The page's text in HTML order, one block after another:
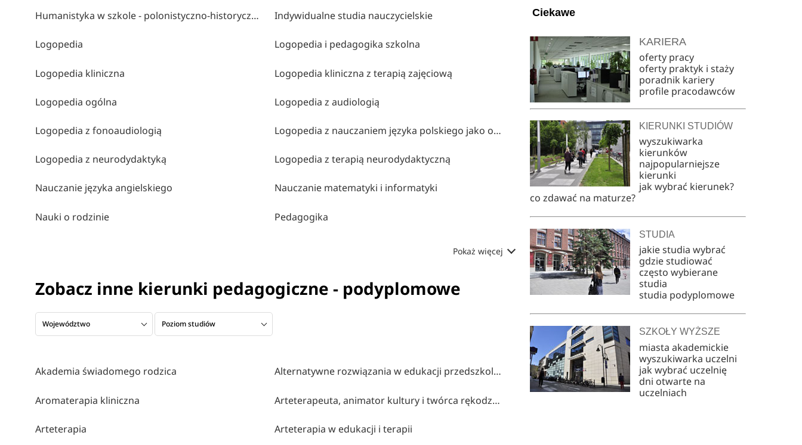
Humanistyka w szkole - polonistyczno-historyczne studia nauczycielskie Indywidualne studia nauczycielskie
Logopedia Logopedia i pedagogika szkolna
Logopedia kliniczna Logopedia kliniczna z terapią zajęciową
Logopedia ogólna Logopedia z audiologią
Logopedia z fonoaudiologią Logopedia z nauczaniem języka polskiego jako obcego
Logopedia z neurodydaktyką Logopedia z terapią neurodydaktyczną
Nauczanie języka angielskiego Nauczanie matematyki i informatyki
Nauki o rodzinie Pedagogika
Pokaż więcej
Zobacz inne kierunki pedagogiczne - podyplomowe
Województwo Poziom studiów
Akademia świadomego rodzica Alternatywne rozwiązania w edukacji przedszkolnej i wczesnoszkolnej
Aromaterapia kliniczna Arteterapeuta, animator kultury i twórca rękodzieła artystycznego
Arteterapia Arteterapia w edukacji i terapii
Ciekawe
KARIERA
oferty pracy
oferty praktyk i staży
poradnik kariery
profile pracodawców
KIERUNKI STUDIÓW
wyszukiwarka
kierunków
najpopularniejsze
kierunki
jak wybrać kierunek?
co zdawać na maturze?
STUDIA
jakie studia wybrać
gdzie studiować
często wybierane
studia
studia podyplomowe
SZKOŁY WYŻSZE
miasta akademickie
wyszukiwarka uczelni
jak wybrać uczelnię
dni otwarte na
uczelniach